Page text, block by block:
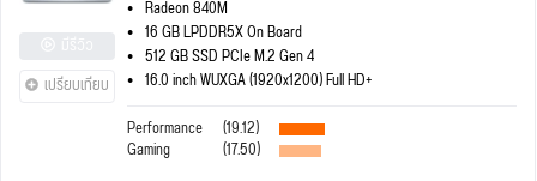
เปรียบเทียบ
Radeon 840M
16 GB LPDDR5X On Board
512 GB SSD PCIe M.2 Gen 4
16.0 inch WUXGA (1920x1200) Full HD+
Performance
(19.12)
Gaming (17.50)